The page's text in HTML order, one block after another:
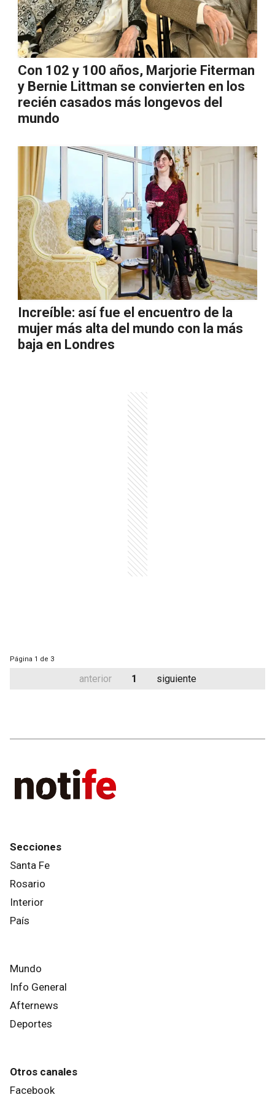
Con 102 y 100 años, Marjorie Fiterman
y Bernie Littman se convierten en los
recién casados más longevos del
mundo
Increíble: así fue el encuentro de la
mujer más alta del mundo con la más
baja en Londres
Página 1 de 3
anterior 1 siguiente
Secciones
Santa Fe
Rosario
Interior
País
Mundo
Info General
Afternews
Deportes
Otros canales
Facebook